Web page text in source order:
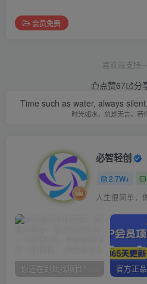
会员免费
喜欢就支持
点赞67 分
Time such as water, always
时光如水，总是无言。若
必智轻创
2.7W+
人生很简单，
你还在到处找项目？还在当韭菜？我却靠卖项目一个月赚5万，曾经我也和你一样懵懂。